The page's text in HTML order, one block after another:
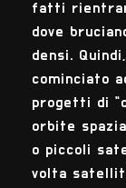
fatti
dove
densi.
cominciato
progetti di
orbite
o piccoli
volta